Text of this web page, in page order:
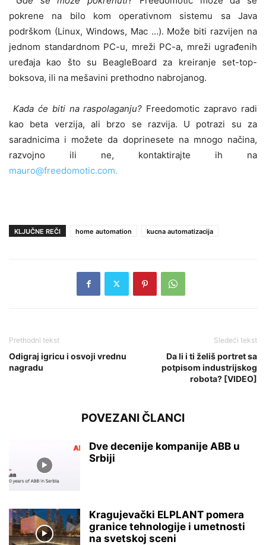
pokrene na bilo kom operativnom sistemu sa Java
podrškom (Linux, Windows, Mac …). Može biti razvijen na
jednom standardnom PC-u, mreži PC-a, mreži ugrađenih
uređaja kao što su BeagleBoard za kreiranje set-top-
boksova, ili na mešavini prethodno nabrojanog.
Kada će biti na raspolaganju? Freedomotic zapravo radi
kao beta verzija, ali brzo se razvija. U potrazi su za
saradnicima i možete da doprinesete na mnogo načina,
razvojno ili ne, kontaktirajte ih na
mauro@freedomotic.com.
KLJUČNE REČI home automation kucna automatizacija
Prethodni tekst
Odigraj igricu i osvoji vrednu
nagradu
Sledeći tekst
Da li i ti želiš portret sa
potpisom industrijskog
robota? [VIDEO]
POVEZANI ČLANCI
Dve decenije kompanije ABB u
Srbiji
Kragujevački ELPLANT pomera
granice tehnologije i umetnosti
na svetskoj sceni